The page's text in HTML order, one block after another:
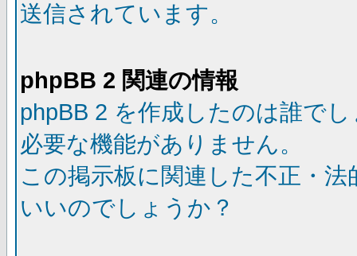
送信されています。
phpBB 2 関連の情報
phpBB 2 を作成したのは誰で
必要な機能がありません。
この掲示板に関連した不正・
いいのでしょうか？